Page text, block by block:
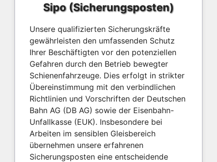
Sipo (Sicherungsposten)
Unsere qualifizierten Sicherungskräfte
gewährleisten den umfassenden Schutz
Ihrer Beschäftigten vor den potenziellen
Gefahren durch den Betrieb bewegter
Schienenfahrzeuge. Dies erfolgt in strikter
Übereinstimmung mit den verbindlichen
Richtlinien und Vorschriften der Deutschen
Bahn AG (DB AG) sowie der Eisenbahn-
Unfallkasse (EUK). Insbesondere bei
Arbeiten im sensiblen Gleisbereich
übernehmen unsere erfahrenen
Sicherungsposten eine entscheidende